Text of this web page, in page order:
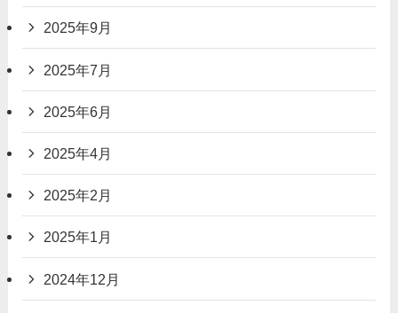
2025年9月
2025年7月
2025年6月
2025年4月
2025年2月
2025年1月
2024年12月